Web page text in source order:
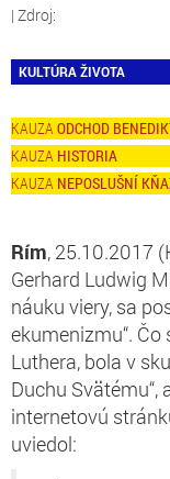
KULTÚRA ŽIVOTA
ODCHOD
HISTORIA
NEPOSLUŠNÍ
Rím, 25.10.2017
Gerhard Ludwig
náuku viery, sa
ekumenizmu“.
Luthera, bola v
Duchu
internetovú
uviedol: